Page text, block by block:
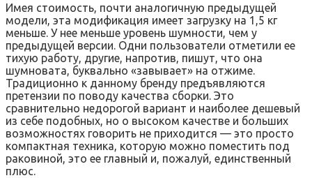
Имея стоимость, почти аналогичную предыдущей
модели, эта модификация имеет загрузку на 1,5 кг
меньше. У нее меньше уровень шумности, чем у
предыдущей версии. Одни пользователи отметили ее
тихую работу, другие, напротив, пишут, что она
шумновата, буквально «завывает» на отжиме.
Традиционно к данному бренду предъявляются
претензии по поводу качества сборки. Это
сравнительно недорогой вариант и наиболее дешевый
из себе подобных, но о высоком качестве и больших
возможностях говорить не приходится — это просто
компактная техника, которую можно поместить под
раковиной, это ее главный и, пожалуй, единственный
плюс.